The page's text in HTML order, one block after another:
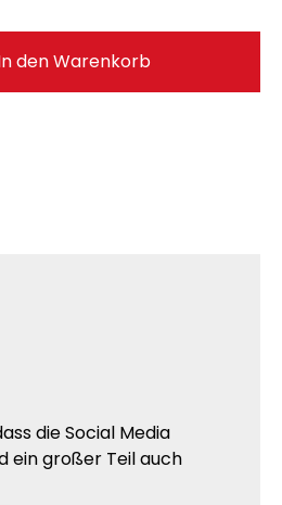
gewünschten
den Warenkorb
die Social Media
ein großer Teil auch